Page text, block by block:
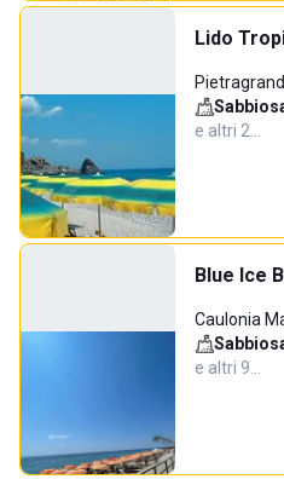
Lido
e altri 2…
Blue Ice
Caulonia
e altri 9…